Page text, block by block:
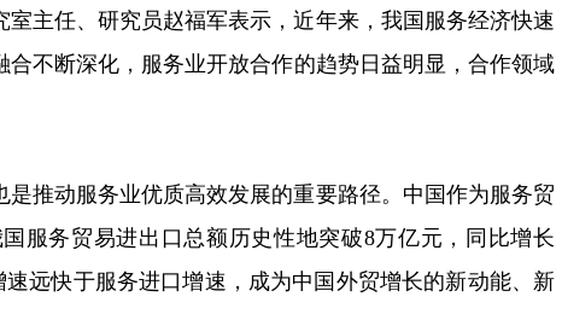
主任、研究员赵福军表示，近年来，我国服务经济快速
不断深化，服务业开放合作的趋势日益明显，合作领域
推动服务业优质高效发展的重要路径。中国作为服务贸
服务贸易进出口总额历史性地突破8万亿元，同比增长
远快于服务进口增速，成为中国外贸增长的新动能、新